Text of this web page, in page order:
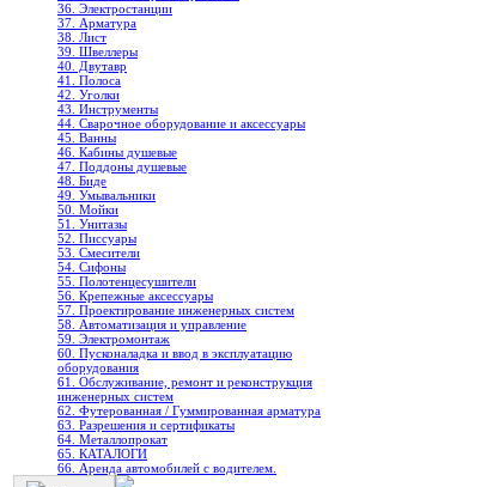
36. Электростанции
37. Арматура
38. Лист
39. Швеллеры
40. Двутавр
41. Полоса
42. Уголки
43. Инструменты
44. Сварочное оборудование и аксессуары
45. Ванны
46. Кабины душевые
47. Поддоны душевые
48. Биде
49. Умывальники
50. Мойки
51. Унитазы
52. Писсуары
53. Смесители
54. Сифоны
55. Полотенцесушители
56. Крепежные аксессуары
57. Проектирование инженерных систем
58. Автоматизация и управление
59. Электромонтаж
60. Пусконаладка и ввод в эксплуатацию
оборудования
61. Обслуживание, ремонт и реконструкция
инженерных систем
62. Футерованная / Гуммированная арматура
63. Разрешения и сертификаты
64. Металлопрокат
65. КАТАЛОГИ
66. Аренда автомобилей с водителем.